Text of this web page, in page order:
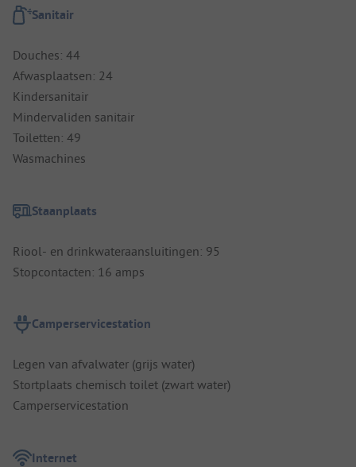
Sanitair
Douches: 44
Afwasplaatsen: 24
Kindersanitair
Mindervaliden sanitair
Toiletten: 49
Wasmachines
Staanplaats
Riool- en drinkwateraansluitingen: 95
Stopcontacten: 16 amps
Camperservicestation
Legen van afvalwater (grijs water)
Stortplaats chemisch toilet (zwart water)
Camperservicestation
Internet